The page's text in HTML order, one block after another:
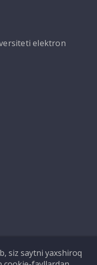
elektron
siz saytni yaxshiroq